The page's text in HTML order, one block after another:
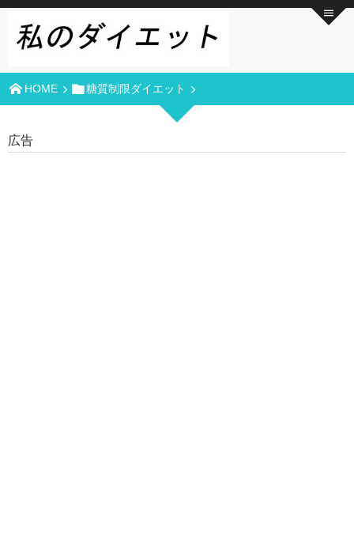
HOME 糖質制限ダイエット
広告